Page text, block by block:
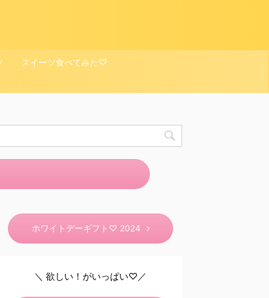
スイーツ食べてみた♡
ホワイトデーギフト♡ 2024
＼ 欲しい！がいっぱい♡／